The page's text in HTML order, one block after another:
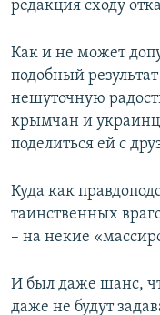
редакция сходу
Как и не может
подобный
нешуточную
крымчан и
поделиться ей с
Куда как
таинственных
– на некие
И был даже шанс,
даже не будут